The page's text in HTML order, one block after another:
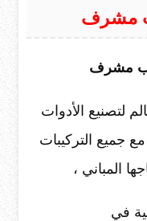
مشرف
مشرف
لتصنيع الأدوات
جميع التركيبات
المباني ،
في